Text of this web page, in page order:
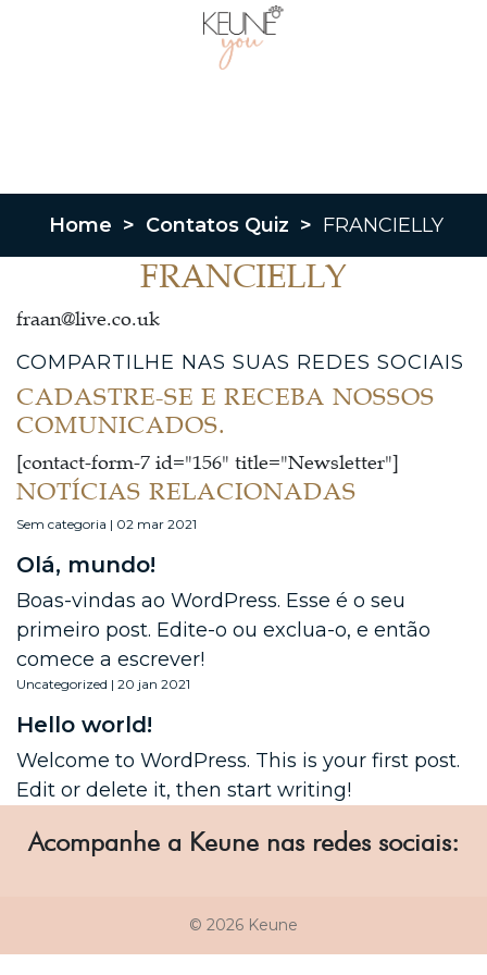
Home > Contatos Quiz > FRANCIELLY
FRANCIELLY
fraan@live.co.uk
COMPARTILHE NAS SUAS REDES SOCIAIS
CADASTRE-SE E RECEBA NOSSOS
COMUNICADOS.
[contact-form-7 id="156" title="Newsletter"]
NOTÍCIAS RELACIONADAS
Sem categoria | 02 mar 2021
Olá, mundo!
Boas-vindas ao WordPress. Esse é o seu
primeiro post. Edite-o ou exclua-o, e então
comece a escrever!
Uncategorized | 20 jan 2021
Hello world!
Welcome to WordPress. This is your first post.
Edit or delete it, then start writing!
Acompanhe a Keune nas redes sociais:
© 2026 Keune